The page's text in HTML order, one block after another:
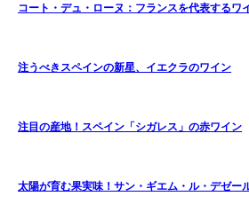
コート・デュ・ローヌ：フランスを代表するワ
注うべきスペインの新星、イエクラのワイン
注目の産地！スペイン「シガレス」の赤ワイン
太陽が育む果実味！サン・ギエム・ル・デゼー